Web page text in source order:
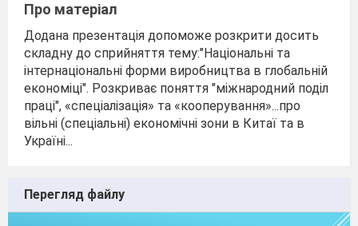
Про матеріал
Додана презентація допоможе розкрити досить
складну до сприйняття тему:"Національні та
інтернаціональні форми виробництва в глобальній
економіці". Розкриває поняття "міжнародний поділ
праці", «спеціалізація» та «кооперування»...про
вільні (спеціальні) економічні зони в Китаї та в
Україні...
Перегляд файлу